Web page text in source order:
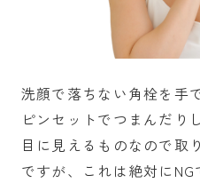
洗顔で落ちない角栓を手
ピンセットでつまんだり
目に見えるものなので取
ですが、これは絶対にNG